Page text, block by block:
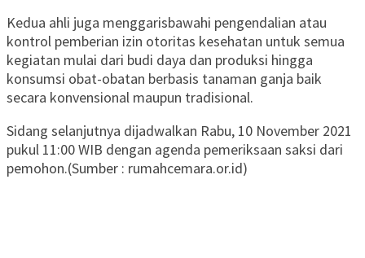
Kedua ahli juga menggarisbawahi pengendalian atau
kontrol pemberian izin otoritas kesehatan untuk semua
kegiatan mulai dari budi daya dan produksi hingga
konsumsi obat-obatan berbasis tanaman ganja baik
secara konvensional maupun tradisional.
Sidang selanjutnya dijadwalkan Rabu, 10 November 2021
pukul 11:00 WIB dengan agenda pemeriksaan saksi dari
pemohon.(Sumber : rumahcemara.or.id)